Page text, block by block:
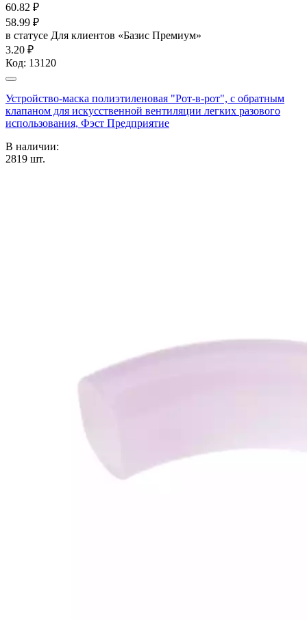
60.82 ₽
58.99 ₽
в статусе Для клиентов «Базис Премиум»
3.20 ₽
Код: 13120
Устройство-маска полиэтиленовая "Рот-в-рот", с обратным
клапаном для искусственной вентиляции легких разового
использования, Фэст Предприятие
В наличии:
2819 шт.